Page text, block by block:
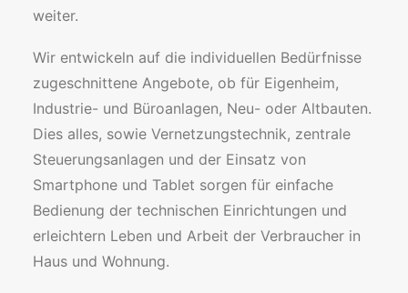
weiter.
Wir entwickeln auf die individuellen Bedürfnisse
zugeschnittene Angebote, ob für Eigenheim,
Industrie- und Büroanlagen, Neu- oder Altbauten.
Dies alles, sowie Vernetzungstechnik, zentrale
Steuerungsanlagen und der Einsatz von
Smartphone und Tablet sorgen für einfache
Bedienung der technischen Einrichtungen und
erleichtern Leben und Arbeit der Verbraucher in
Haus und Wohnung.